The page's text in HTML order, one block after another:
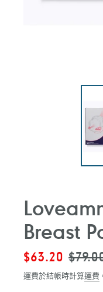
Breast
售
價
$63.20 定
價
運費於結帳時計算運費